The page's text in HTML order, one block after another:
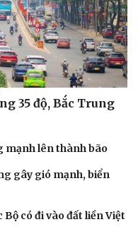
35 độ, Bắc Trung
mạnh lên thành bão
gây gió mạnh, biển
có đi vào đất liền Việt